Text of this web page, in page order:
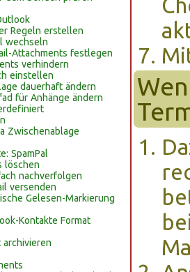
Regeln erstellen
wechseln
Attachments festlegen
verhindern
einstellen
dauerhaft ändern
für Anhänge ändern
Zwischenablage
SpamPal
löschen
nachverfolgen
versenden
Gelesen-Markierung
Kontakte Format